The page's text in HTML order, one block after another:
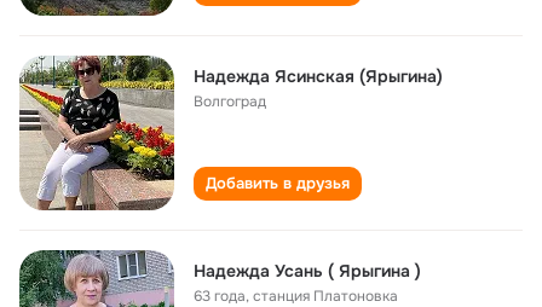
Надежда Ясинская (Ярыгина)
Волгоград
Добавить в друзья
Надежда Усань ( Ярыгина )
63 года,станция Платоновка